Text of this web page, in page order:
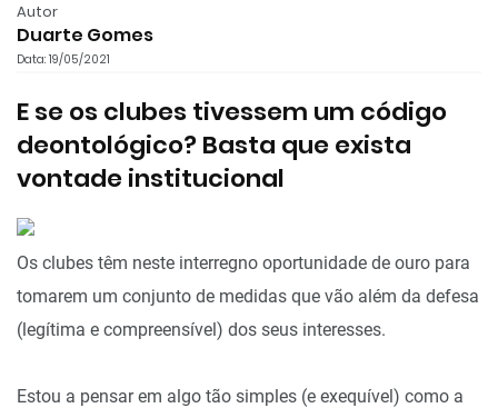
Autor
Duarte Gomes
Data: 19/05/2021
E se os clubes tivessem um código
deontológico? Basta que exista
vontade institucional
Os clubes têm neste interregno oportunidade de ouro para
tomarem um conjunto de medidas que vão além da defesa
(legítima e compreensível) dos seus interesses.
Estou a pensar em algo tão simples (e exequível) como a